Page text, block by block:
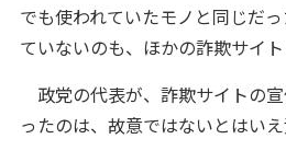
でも使われていたモノと同じだ
ていないのも、ほかの詐欺サイト
政党の代表が、詐欺サイトの
ったのは、故意ではないとはいえ